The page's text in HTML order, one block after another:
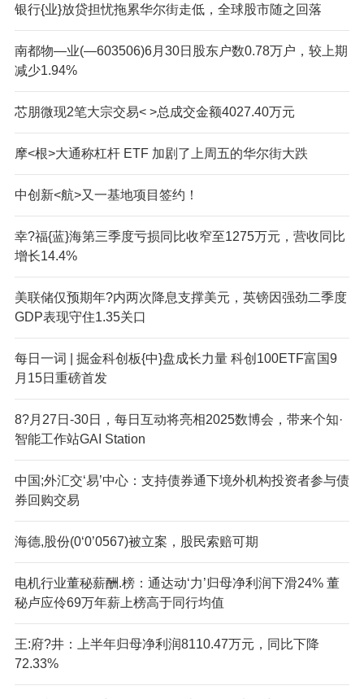
银行{业}放贷担忧拖累华尔街走低，全球股市随之回落
南都物—业(—603506)6月30日股东户数0.78万户，较上期
减少1.94%
芯朋微现2笔大宗交易< >总成交金额4027.40万元
摩<根>大通称杠杆 ETF 加剧了上周五的华尔街大跌
中创新<航>又一基地项目签约！
幸?福{蓝}海第三季度亏损同比收窄至1275万元，营收同比
增长14.4%
美联储仅预期年?内两次降息支撑美元，英镑因强劲二季度
GDP表现守住1.35关口
每日一词 | 掘金科创板{中}盘成长力量 科创100ETF富国9
月15日重磅首发
8?月27日-30日，每日互动将亮相2025数博会，带来个知·
智能工作站GAI Station
中国;外汇交‘易’中心：支持债券通下境外机构投资者参与债
券回购交易
海德,股份(0‘0’0567)被立案，股民索赔可期
电机行业董秘薪酬.榜：通达动‘力’归母净利润下滑24% 董
秘卢应伶69万年薪上榜高于同行均值
王:府?井：上半年归母净利润8110.47万元，同比下降
72.33%